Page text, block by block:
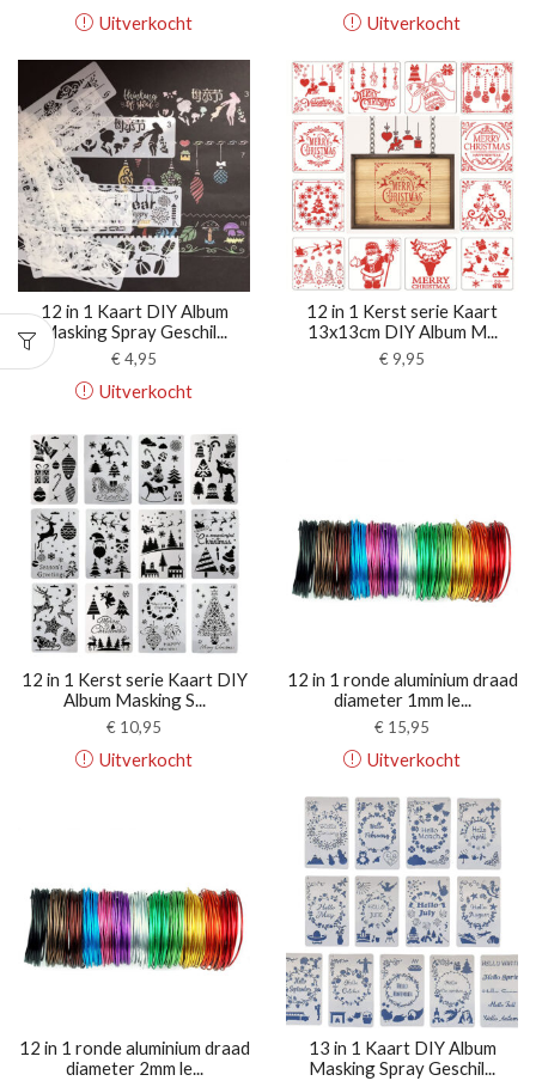
Uitverkocht Uitverkocht
12 in 1 Kaart DIY Album
Masking Spray Geschil...
€4,95
Uitverkocht
12 in 1 Kerst serie Kaart
13x13cm DIY Album M...
€ 9,95
12 in 1 Kerst serie Kaart DIY
Album Masking S...
€ 10,95
Uitverkocht
12 in 1 ronde aluminium draad
diameter 1mm le...
€ 15,95
Uitverkocht
12 in 1 ronde aluminium draad
diameter 2mm le...
13 in 1 Kaart DIY Album
Masking Spray Geschil...